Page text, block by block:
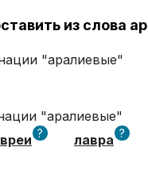
из слова
"аралиевые"
"аралиевые"
? лавра ?